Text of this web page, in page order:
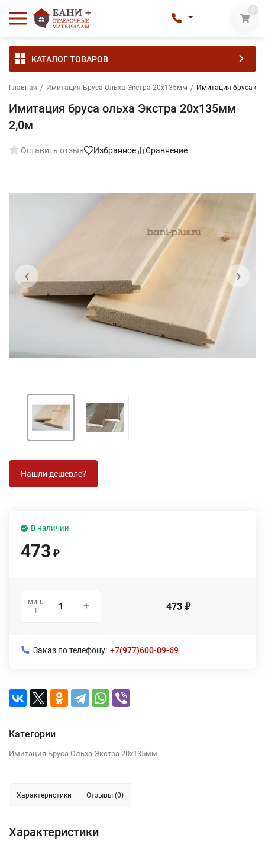
0
КАТАЛОГ ТОВАРОВ
Главная / Имитация Бруса Ольха Экстра 20х135мм / Имитация бруса
Имитация бруса ольха Экстра 20х135мм
2,0м
Оставить отзыв Избранное Сравнение
‹ ›
В наличии
473 ₽
мин.
1
473 ₽
Заказ по телефону: +7(977)600-09-69
Категории
Имитация Бруса Ольха Экстра 20х135мм
Характеристики Отзывы (0)
Характеристики